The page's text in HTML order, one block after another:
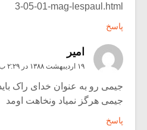
3-05-01-mag-lespaul.html
پاسخ
امیر
۱۹ اردیبهشت ۱۳۸۸ در ۲:۲۹ ب٫ظ
جیمی رو به عنوان خدای راک
جیمی هرگز نمیاد ونخاهت اومد
پاسخ